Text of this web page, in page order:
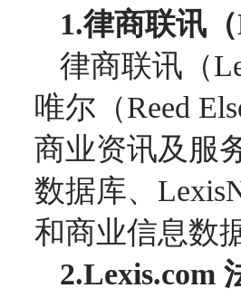
1.律商联讯（
律商联讯（
唯尔（Reed
商业资讯及服
数据库、
和商业信息数
2.Lexis.com